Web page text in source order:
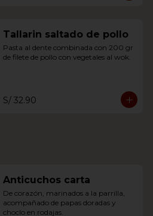
Tallarin saltado de pollo
Pasta al dente combinada con 200 gr
de filete de pollo con vegetales al wok.
S/ 32.90
Anticuchos carta
De corazón, marinados a la parrilla,
acompañado de papas doradas y
choclo en rodajas.